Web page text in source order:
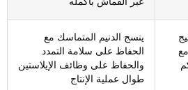
ينسج الدنيم المتماسك مع
الحفاظ على سلامة التمدد
والحفاظ على وظائف الإيلاستين
طوال عملية الإنتاج